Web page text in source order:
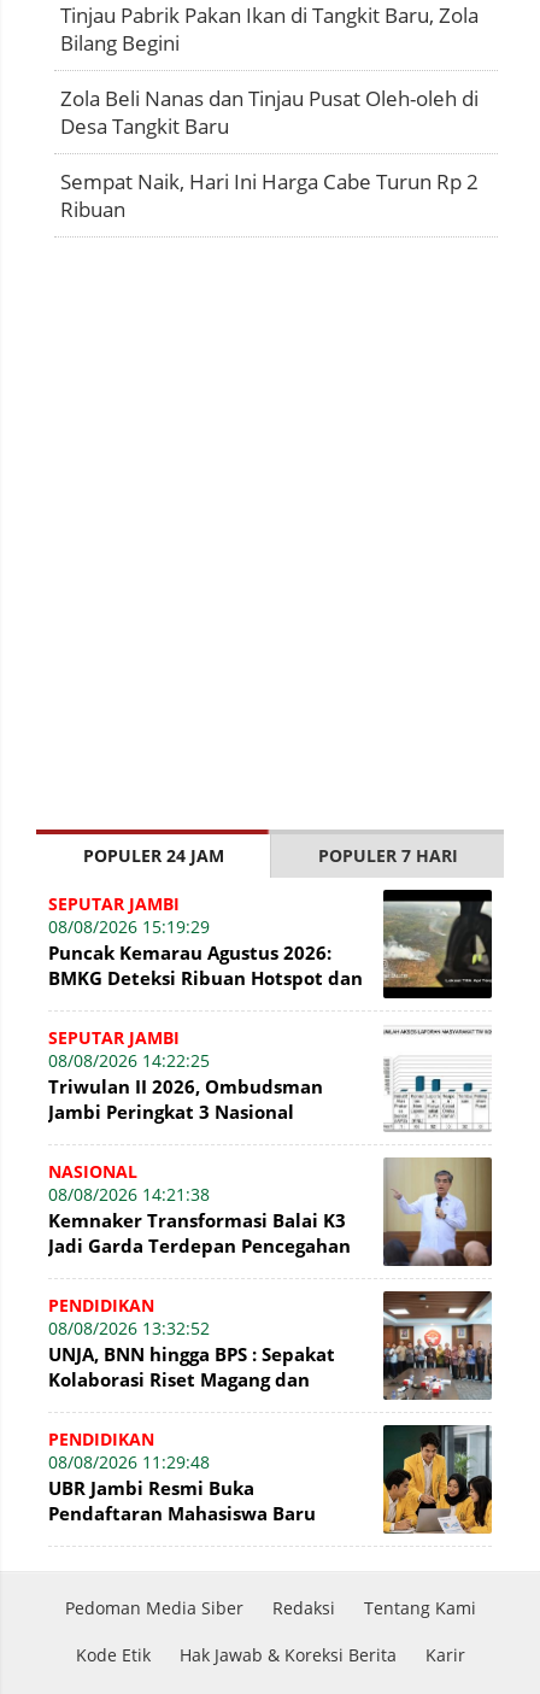
Tinjau Pabrik Pakan Ikan di Tangkit Baru, Zola
Bilang Begini
Zola Beli Nanas dan Tinjau Pusat Oleh-oleh di
Desa Tangkit Baru
Sempat Naik, Hari Ini Harga Cabe Turun Rp 2
Ribuan
POPULER 24 JAM POPULER 7 HARI
SEPUTAR JAMBI
08/08/2026 15:19:29
Puncak Kemarau Agustus 2026:
BMKG Deteksi Ribuan Hotspot dan
SEPUTAR JAMBI
08/08/2026 14:22:25
Triwulan II 2026, Ombudsman
Jambi Peringkat 3 Nasional
NASIONAL
08/08/2026 14:21:38
Kemnaker Transformasi Balai K3
Jadi Garda Terdepan Pencegahan
PENDIDIKAN
08/08/2026 13:32:52
UNJA, BNN hingga BPS : Sepakat
Kolaborasi Riset Magang dan
PENDIDIKAN
08/08/2026 11:29:48
UBR Jambi Resmi Buka
Pendaftaran Mahasiswa Baru
Pedoman Media Siber Redaksi Tentang Kami
Kode Etik Hak Jawab & Koreksi Berita Karir